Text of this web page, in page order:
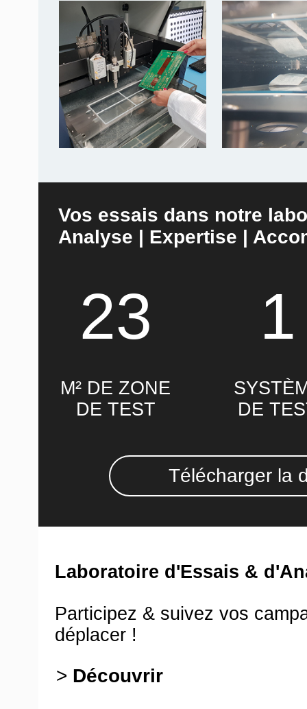
Vos essais dans notre
Analyse | Expertise |
Télécharger la
DE
23 1
M² DE ZONE
DE TEST
Laboratoire d'Essais &
Participez & suivez vos
déplacer !
> Découvrir